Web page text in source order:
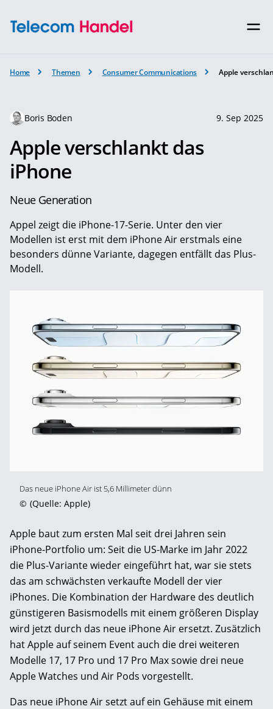
Home Themen Consumer Communications Apple
Boris Boden 9. Sep 2025
Apple verschlankt das
iPhone
Neue Generation
Appel zeigt die iPhone-17-Serie. Unter den vier
Modellen ist erst mit dem iPhone Air erstmals eine
besonders dünne Variante, dagegen entfällt das Plus-
Modell.
Das neue iPhone Air ist 5,6 Millimeter dünn
© (Quelle: Apple)
Apple baut zum ersten Mal seit drei Jahren sein
iPhone-Portfolio um: Seit die US-Marke im Jahr 2022
die Plus-Variante wieder eingeführt hat, war sie stets
das am schwächsten verkaufte Modell der vier
iPhones. Die Kombination der Hardware des deutlich
günstigeren Basismodells mit einem größeren Display
wird jetzt durch das neue iPhone Air ersetzt. Zusätzlich
hat Apple auf seinem Event auch die drei weiteren
Modelle 17, 17 Pro und 17 Pro Max sowie drei neue
Apple Watches und Air Pods vorgestellt.
Das neue iPhone Air setzt auf ein Gehäuse mit einem